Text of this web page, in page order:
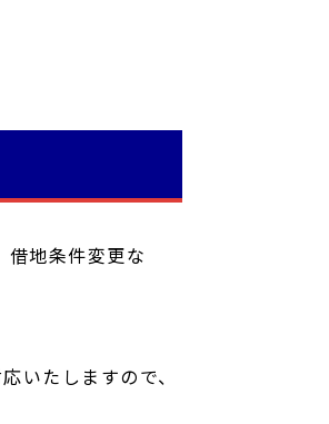
地条件変更な
いたしますので、